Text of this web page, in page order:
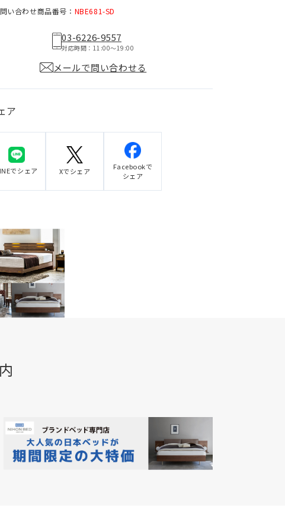
い合わせ商品番号： NBE681-SD
03-6226-9557
対応時間：11:00〜19:00
メールで問い合わせる
ア
でシェア Xでシェア
Facebookで
シェア